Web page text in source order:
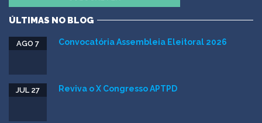
ÚLTIMAS NO BLOG
Convocatória Assembleia Eleitoral 2026
AGO 7
Reviva o X Congresso APTPD
JUL 27